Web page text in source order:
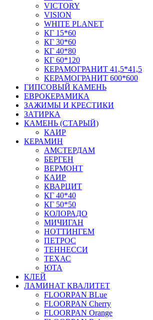
VICTORY
VISION
WHITE PLANET
КГ 15*60
КГ 30*60
КГ 40*80
КГ 60*120
КЕРАМОГРАНИТ 41,5*41,5
КЕРАМОГРАНИТ 600*600
ГИПСОВЫЙ КАМЕНЬ
ЕВРОКЕРАМИКА
ЗАЖИМЫ И КРЕСТИКИ
ЗАТИРКА
КАМЕНЬ (СТАРЫЙ)
КАИР
КЕРАМИН
АМСТЕРДАМ
БЕРГЕН
ВЕРМОНТ
КАИР
КВАРЦИТ
КГ 40*40
КГ 50*50
КОЛОРАДО
МИЧИГАН
НОТТИНГЕМ
ПЕТРОС
ТЕННЕССИ
ТЕХАС
ЮТА
КЛЕЙ
ЛАМИНАТ КВАЛИТЕТ
FLOORPAN BLue
FLOORPAN Cherry
FLOORPAN Orange